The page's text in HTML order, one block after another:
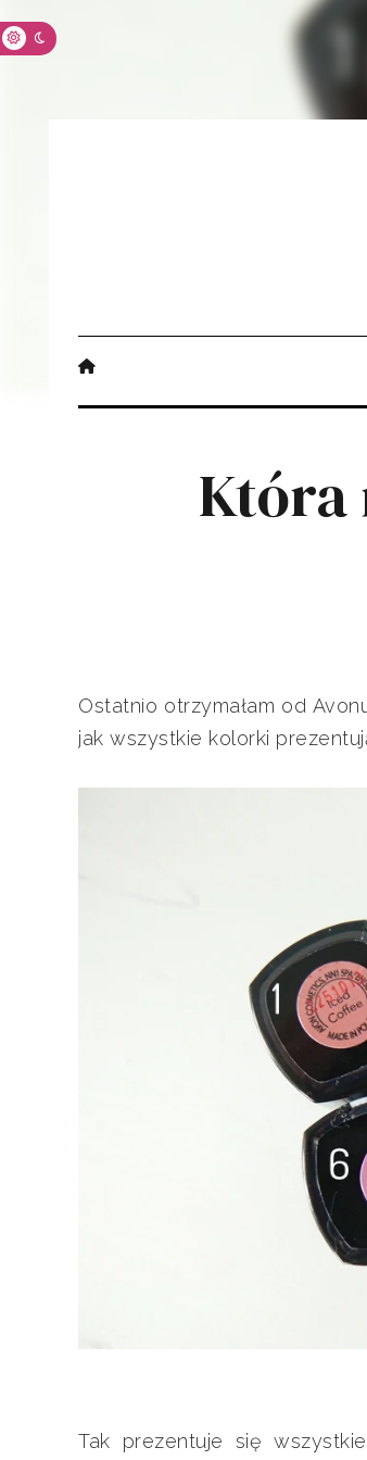
Która
Ostatnio otrzymałam od
jak wszystkie kolorki
Tak prezentuje się